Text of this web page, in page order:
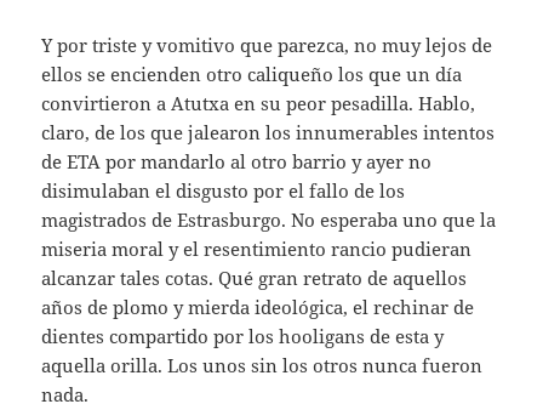
Y por triste y vomitivo que parezca, no muy lejos de
ellos se encienden otro caliqueño los que un día
convirtieron a Atutxa en su peor pesadilla. Hablo,
claro, de los que jalearon los innumerables intentos
de ETA por mandarlo al otro barrio y ayer no
disimulaban el disgusto por el fallo de los
magistrados de Estrasburgo. No esperaba uno que la
miseria moral y el resentimiento rancio pudieran
alcanzar tales cotas. Qué gran retrato de aquellos
años de plomo y mierda ideológica, el rechinar de
dientes compartido por los hooligans de esta y
aquella orilla. Los unos sin los otros nunca fueron
nada.